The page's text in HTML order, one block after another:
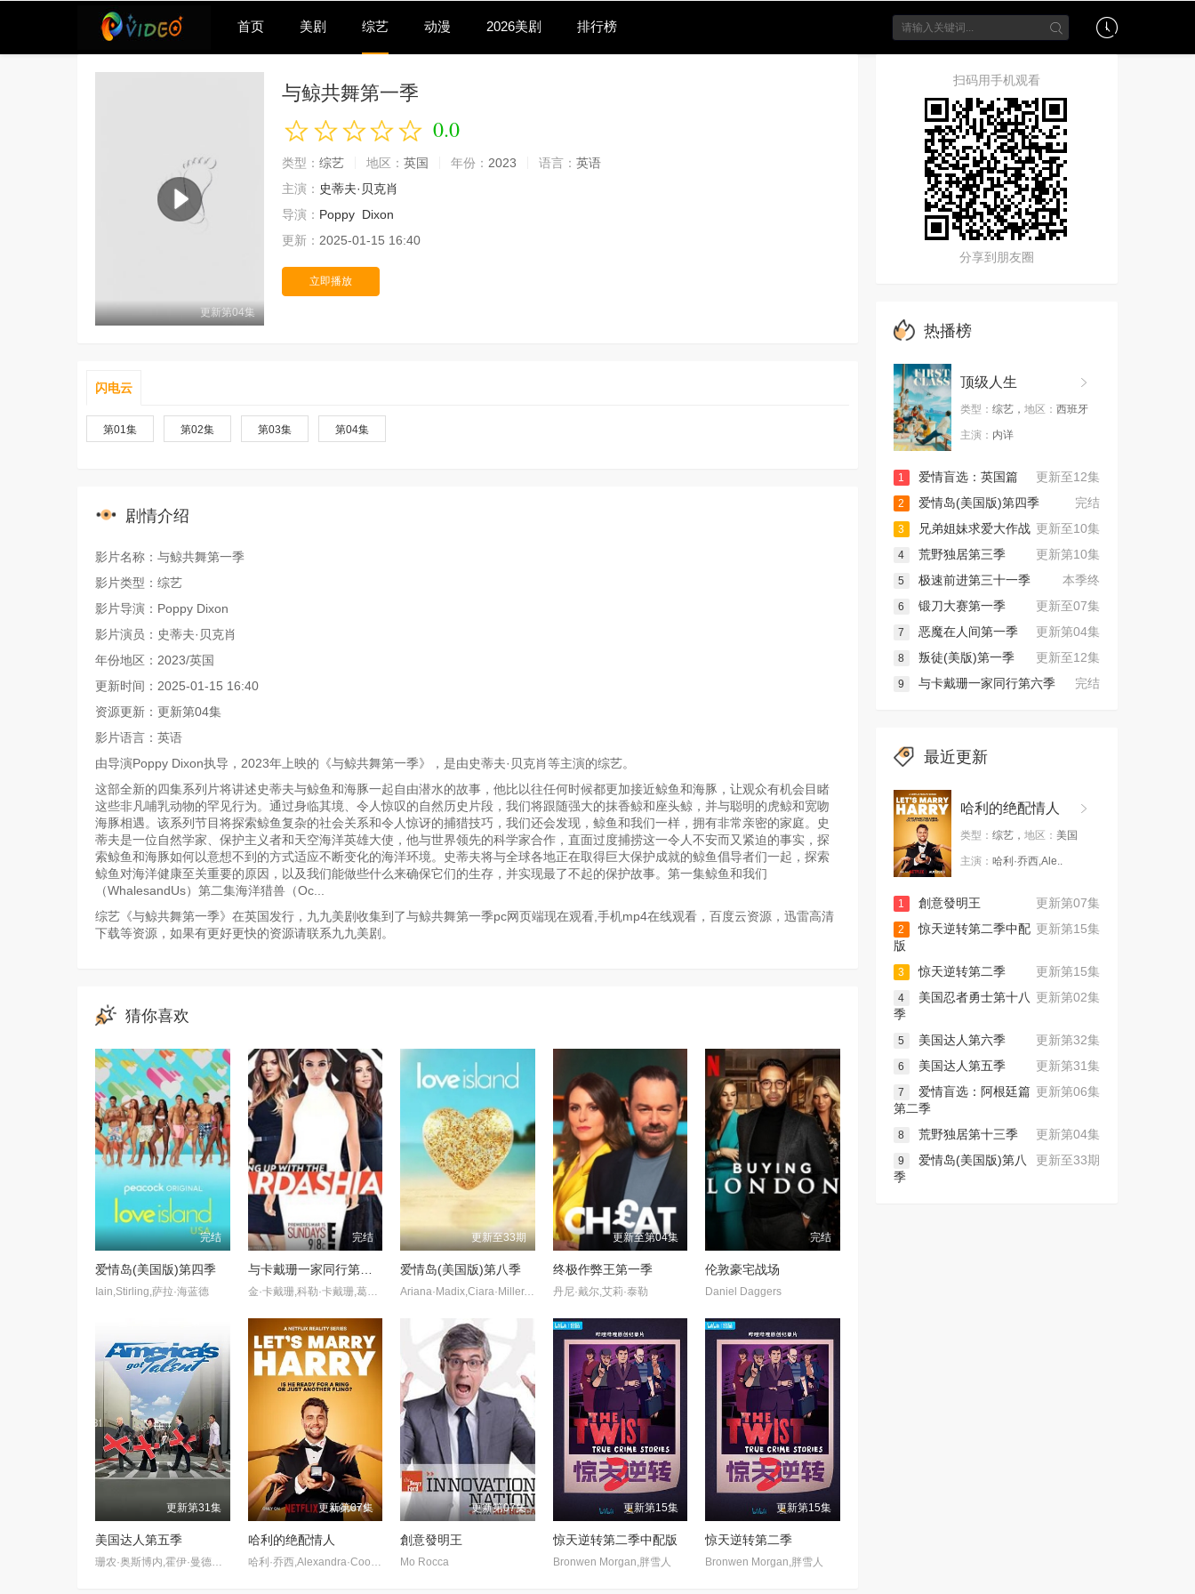
首页 美剧 综艺 动漫 2026美剧 排行榜
更新第04集
与鲸共舞第一季
0.0
类型： 综艺 地区： 英国 年份： 2023 语言： 英语
主演： 史蒂夫·贝克肖
导演： Poppy Dixon
更新： 2025-01-15 16:40
立即播放
闪电云
第01集 第02集 第03集 第04集
剧情介绍
影片名称：与鲸共舞第一季
影片类型：综艺
影片导演：Poppy Dixon
影片演员：史蒂夫·贝克肖
年份地区：2023/英国
更新时间：2025-01-15 16:40
资源更新：更新第04集
影片语言：英语
由导演Poppy Dixon执导，2023年上映的《与鲸共舞第一季》，是由史蒂夫·贝克肖等主演的综艺。
这部全新的四集系列片将讲述史蒂夫与鲸鱼和海豚一起自由潜水的故事，他比以往任何时候都更加接近鲸鱼和海豚，让观众有机会目睹
这些非凡哺乳动物的罕见行为。通过身临其境、令人惊叹的自然历史片段，我们将跟随强大的抹香鲸和座头鲸，并与聪明的虎鲸和宽吻
海豚相遇。该系列节目将探索鲸鱼复杂的社会关系和令人惊讶的捕猎技巧，我们还会发现，鲸鱼和我们一样，拥有非常亲密的家庭。史
蒂夫是一位自然学家、保护主义者和天空海洋英雄大使，他与世界领先的科学家合作，直面过度捕捞这一令人不安而又紧迫的事实，探
索鲸鱼和海豚如何以意想不到的方式适应不断变化的海洋环境。史蒂夫将与全球各地正在取得巨大保护成就的鲸鱼倡导者们一起，探索
鲸鱼对海洋健康至关重要的原因，以及我们能做些什么来确保它们的生存，并实现最了不起的保护故事。第一集鲸鱼和我们
（WhalesandUs）第二集海洋猎兽（Oc...
综艺《与鲸共舞第一季》在英国发行，九九美剧收集到了与鲸共舞第一季pc网页端现在观看,手机mp4在线观看，百度云资源，迅雷高清
下载等资源，如果有更好更快的资源请联系九九美剧。
猜你喜欢
完结
爱情岛(美国版)第四季
Iain,Stirling,萨拉·海蓝德
完结
与卡戴珊一家同行第十季
金·卡戴珊,科勒·卡戴珊,葛妮·卡戴珊,克莉丝·詹纳
更新至33期
爱情岛(美国版)第八季
Ariana·Madix,Ciara·Miller,Tefi·Pessoa
更新至第04集
终极作弊王第一季
丹尼·戴尔,艾莉·泰勒
完结
伦敦豪宅战场
Daniel Daggers
更新第31集
美国达人第五季
更新第07集
哈利的绝配情人
更新第07集
創意發明王
Mo Rocca
更新第15集
惊天逆转第二季中配版
Bronwen Morgan,胖雪人
更新第15集
惊天逆转第二季
Bronwen Morgan,胖雪人
扫码用手机观看
分享到朋友圈
热播榜
顶级人生
类型： 综艺， 地区： 西班牙
主演： 内详
更新至12集
1
爱情盲选：英国篇
完结
2
爱情岛(美国版)第四季
更新至10集
3
兄弟姐妹求爱大作战
更新第10集
4
荒野独居第三季
本季终
5
极速前进第三十一季
更新至07集
6
锻刀大赛第一季
更新第04集
7
恶魔在人间第一季
更新至12集
8
叛徒(美版)第一季
完结
9 与卡戴珊一家同行第六季
最近更新
哈利的绝配情人
类型： 综艺， 地区： 美国
主演： 哈利·乔西,Ale..
更新第07集
1
創意發明王
更新第15集
2
惊天逆转第二季中配
版
更新第15集
3
惊天逆转第二季
更新第02集
4
美国忍者勇士第十八
季
更新第32集
5
美国达人第六季
更新第31集
6
美国达人第五季
更新第06集
7
爱情盲选：阿根廷篇
第二季
更新第04集
8
荒野独居第十三季
更新至33期
9
爱情岛(美国版)第八
季